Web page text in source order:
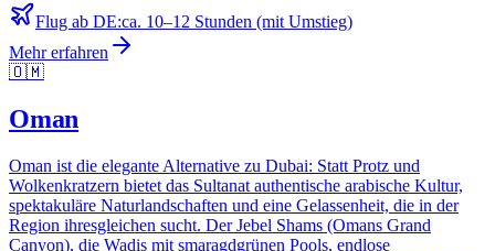
Flug ab DE:ca. 10–12 Stunden (mit Umstieg)
Mehr erfahren
🇴🇲
Oman
Oman ist die elegante Alternative zu Dubai: Statt Protz und
Wolkenkratzern bietet das Sultanat authentische arabische Kultur,
spektakuläre Naturlandschaften und eine Gelassenheit, die in der
Region ihresgleichen sucht. Der Jebel Shams (Omans Grand
Canyon), die Wadis mit smaragdgrünen Pools, endlose